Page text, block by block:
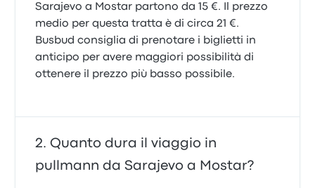
Sarajevo a Mostar partono da 15 €. Il prezzo
medio per questa tratta è di circa 21 €.
Busbud consiglia di prenotare i biglietti in
anticipo per avere maggiori possibilità di
ottenere il prezzo più basso possibile.
Quanto dura il viaggio in
pullmann da Sarajevo a Mostar?